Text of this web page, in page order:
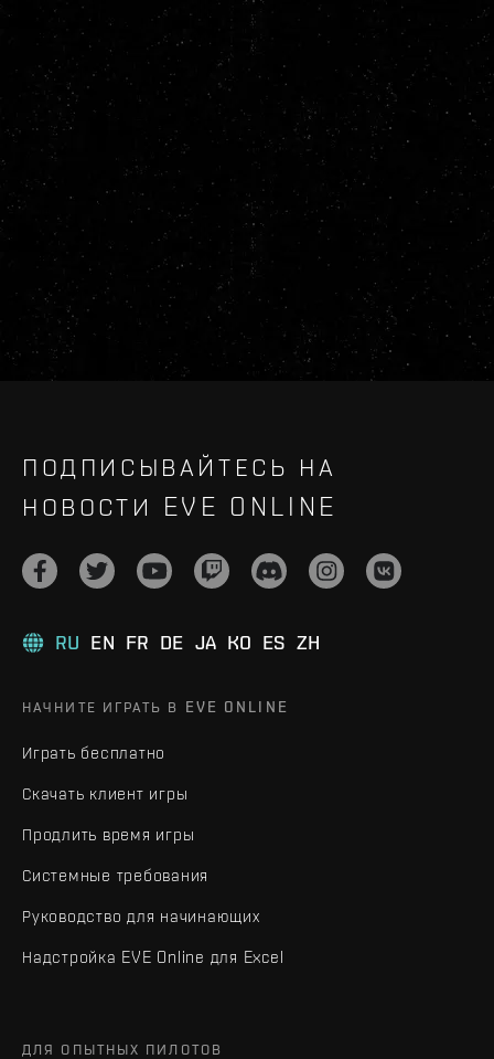
ПОДПИСЫВАЙТЕСЬ НА
НОВОСТИ EVE ONLINE
RU EN FR DE JA KO ES ZH
НАЧНИТЕ ИГРАТЬ В EVE ONLINE
Играть бесплатно
Скачать клиент игры
Продлить время игры
Системные требования
Руководство для начинающих
Надстройка EVE Online для Excel
ДЛЯ ОПЫТНЫХ ПИЛОТОВ